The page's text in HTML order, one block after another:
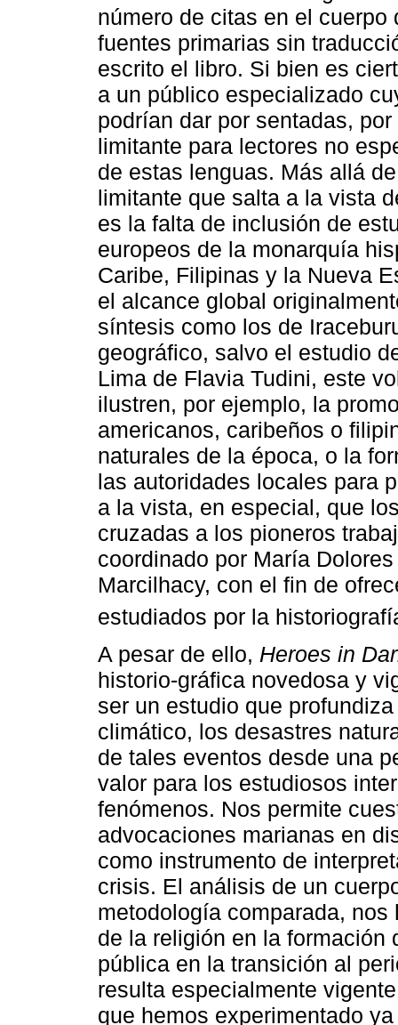
número de citas en el
fuentes primarias sin
escrito el libro. Si bien es
a un público especializado
podrían dar por sentadas,
limitante para lectores no
de estas lenguas. Más allá
limitante que salta a la vista
es la falta de inclusión de
europeos de la monarquía
Caribe, Filipinas y la Nueva
el alcance global
síntesis como los de
geográfico, salvo el estudio
Lima de Flavia Tudini, este
ilustren, por ejemplo, la
americanos, caribeños o
naturales de la época, o la
las autoridades locales para
a la vista, en especial, que
cruzadas a los pioneros
coordinado por María
Marcilhacy, con el fin de
estudiados por la
A pesar de ello, Heroes in
historio-gráfica novedosa y
ser un estudio que
climático, los desastres
de tales eventos desde una
valor para los estudiosos
fenómenos. Nos permite
advocaciones marianas en
como instrumento de
crisis. El análisis de un
metodología comparada,
de la religión en la
pública en la transición al
resulta especialmente
que hemos experimentado